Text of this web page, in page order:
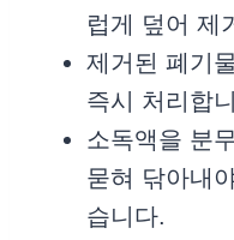
럽게 덮어 제
제거된 폐기
즉시 처리합
소독액을 분
묻혀 닦아내
습니다.